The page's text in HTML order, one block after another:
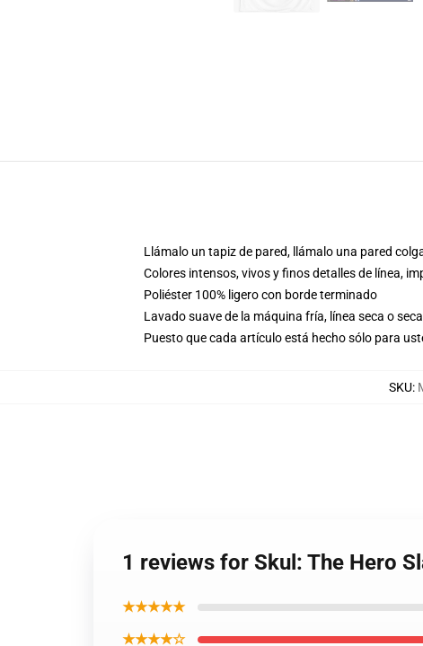
Llámalo un tapiz de pared, llámalo una pared
Colores intensos, vivos y finos detalles de línea,
Poliéster 100% ligero con borde terminado
Lavado suave de la máquina fría, línea seca o
Puesto que cada artículo está hecho sólo para
SKU:
1 reviews for Skul: The Hero
★★★★★
★★★★☆